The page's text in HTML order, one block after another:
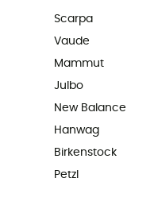
Scarpa
Vaude
Mammut
Julbo
New Balance
Hanwag
Birkenstock
Petzl